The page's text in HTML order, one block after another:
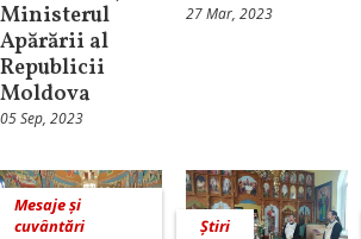
Ministerul
Apărării al
Republicii
Moldova
05 Sep, 2023
27 Mar, 2023
Mesaje și
cuvântări
Știri